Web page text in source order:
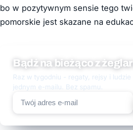
bo w pozytywnym sensie tego
pomorskie jest skazane na
Bądź na bieżąco z
Raz w tygodniu - regaty, rejsy i ludzie
jednym e-mailu. Bez spamu.